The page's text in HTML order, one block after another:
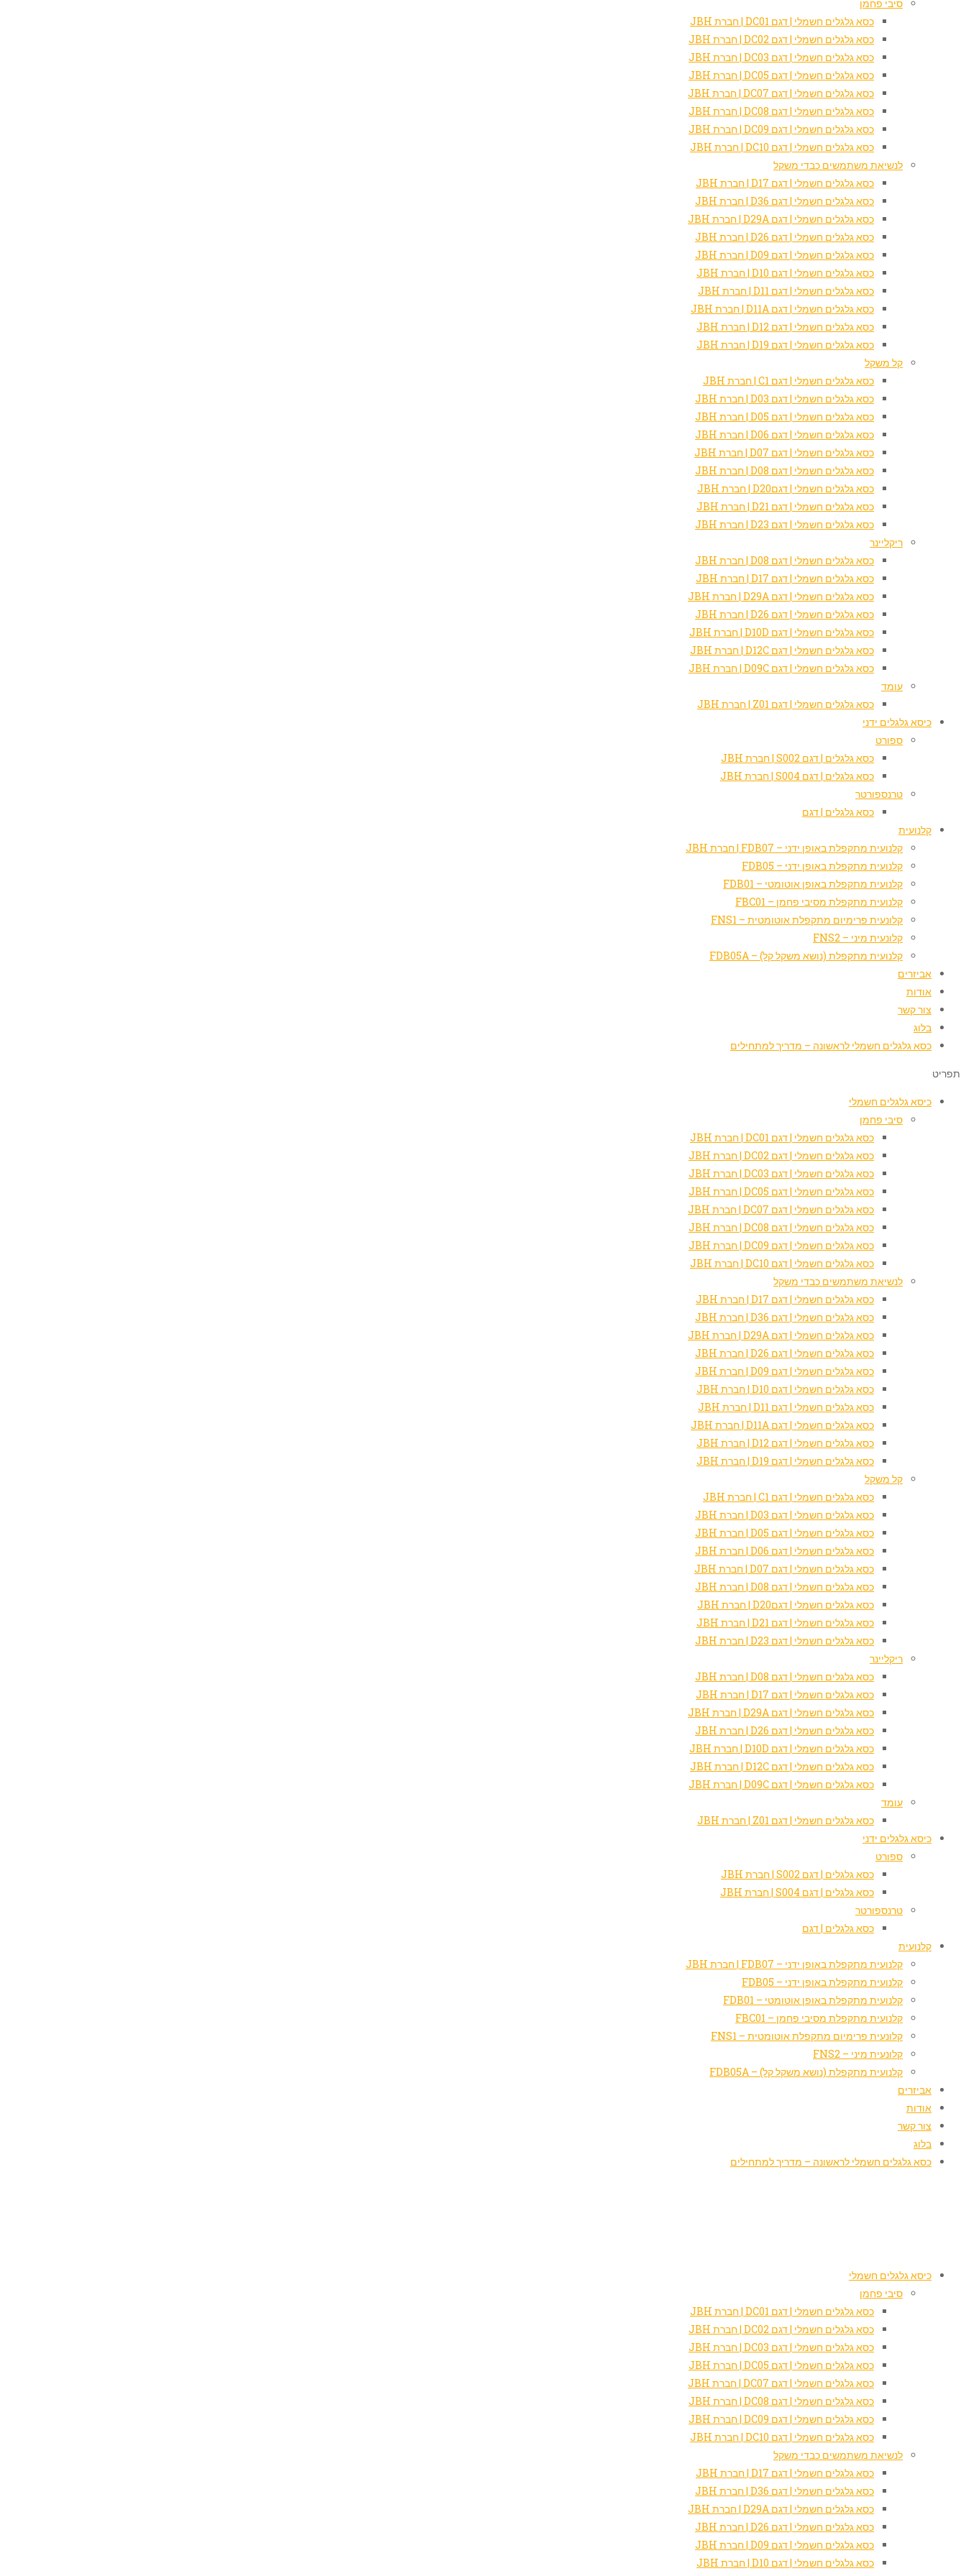
סיבי פחמן
כסא גלגלים חשמלי | דגם DC01 | חברת JBH
כסא גלגלים חשמלי | דגם DC02 | חברת JBH
כסא גלגלים חשמלי | דגם DC03 | חברת JBH
כסא גלגלים חשמלי | דגם DC05 | חברת JBH
כסא גלגלים חשמלי | דגם DC07 | חברת JBH
כסא גלגלים חשמלי | דגם DC08 | חברת JBH
כסא גלגלים חשמלי | דגם DC09 | חברת JBH
כסא גלגלים חשמלי | דגם DC10 | חברת JBH
לנשיאת משתמשים כבדי משקל
כסא גלגלים חשמלי | דגם D17 | חברת JBH
כסא גלגלים חשמלי | דגם D36 | חברת JBH
כסא גלגלים חשמלי | דגם D29A | חברת JBH
כסא גלגלים חשמלי | דגם D26 | חברת JBH
כסא גלגלים חשמלי | דגם D09 | חברת JBH
כסא גלגלים חשמלי | דגם D10 | חברת JBH
כסא גלגלים חשמלי | דגם D11 | חברת JBH
כסא גלגלים חשמלי | דגם D11A | חברת JBH
כסא גלגלים חשמלי | דגם D12 | חברת JBH
כסא גלגלים חשמלי | דגם D19 | חברת JBH
קל משקל
כסא גלגלים חשמלי | דגם C1 | חברת JBH
כסא גלגלים חשמלי | דגם D03 | חברת JBH
כסא גלגלים חשמלי | דגם D05 | חברת JBH
כסא גלגלים חשמלי | דגם D06 | חברת JBH
כסא גלגלים חשמלי | דגם D07 | חברת JBH
כסא גלגלים חשמלי | דגם D08 | חברת JBH
כסא גלגלים חשמלי | דגםD20 | חברת JBH
כסא גלגלים חשמלי | דגם D21 | חברת JBH
כסא גלגלים חשמלי | דגם D23 | חברת JBH
ריקליינר
כסא גלגלים חשמלי | דגם D08 | חברת JBH
כסא גלגלים חשמלי | דגם D17 | חברת JBH
כסא גלגלים חשמלי | דגם D29A | חברת JBH
כסא גלגלים חשמלי | דגם D26 | חברת JBH
כסא גלגלים חשמלי | דגם D10D | חברת JBH
כסא גלגלים חשמלי | דגם D12C | חברת JBH
כסא גלגלים חשמלי | דגם D09C | חברת JBH
עומד
כסא גלגלים חשמלי | דגם Z01 | חברת JBH
כיסא גלגלים ידני
ספורט
כסא גלגלים | דגם S002 | חברת JBH
כסא גלגלים | דגם S004 | חברת JBH
טרנספורטר
כסא גלגלים | דגם
קלנועית
קלנועית מתקפלת באופן ידני – FDB07 | חברת JBH
קלנועית מתקפלת באופן ידני – FDB05
קלנועית מתקפלת באופן אוטומטי – FDB01
קלנועית מתקפלת מסיבי פחמן – FBC01
קלונעית פרימיום מתקפלת אוטומטית – FNS1
קלונעית מיני – FNS2
קלנועית מתקפלת (נושא משקל קל) – FDB05A
אביזרים
אודות
צור קשר
בלוג
כסא גלגלים חשמלי לראשונה – מדריך למתחילים
תפריט
כיסא גלגלים חשמלי
סיבי פחמן
כסא גלגלים חשמלי | דגם DC01 | חברת JBH
כסא גלגלים חשמלי | דגם DC02 | חברת JBH
כסא גלגלים חשמלי | דגם DC03 | חברת JBH
כסא גלגלים חשמלי | דגם DC05 | חברת JBH
כסא גלגלים חשמלי | דגם DC07 | חברת JBH
כסא גלגלים חשמלי | דגם DC08 | חברת JBH
כסא גלגלים חשמלי | דגם DC09 | חברת JBH
כסא גלגלים חשמלי | דגם DC10 | חברת JBH
לנשיאת משתמשים כבדי משקל
כסא גלגלים חשמלי | דגם D17 | חברת JBH
כסא גלגלים חשמלי | דגם D36 | חברת JBH
כסא גלגלים חשמלי | דגם D29A | חברת JBH
כסא גלגלים חשמלי | דגם D26 | חברת JBH
כסא גלגלים חשמלי | דגם D09 | חברת JBH
כסא גלגלים חשמלי | דגם D10 | חברת JBH
כסא גלגלים חשמלי | דגם D11 | חברת JBH
כסא גלגלים חשמלי | דגם D11A | חברת JBH
כסא גלגלים חשמלי | דגם D12 | חברת JBH
כסא גלגלים חשמלי | דגם D19 | חברת JBH
קל משקל
כסא גלגלים חשמלי | דגם C1 | חברת JBH
כסא גלגלים חשמלי | דגם D03 | חברת JBH
כסא גלגלים חשמלי | דגם D05 | חברת JBH
כסא גלגלים חשמלי | דגם D06 | חברת JBH
כסא גלגלים חשמלי | דגם D07 | חברת JBH
כסא גלגלים חשמלי | דגם D08 | חברת JBH
כסא גלגלים חשמלי | דגםD20 | חברת JBH
כסא גלגלים חשמלי | דגם D21 | חברת JBH
כסא גלגלים חשמלי | דגם D23 | חברת JBH
ריקליינר
כסא גלגלים חשמלי | דגם D08 | חברת JBH
כסא גלגלים חשמלי | דגם D17 | חברת JBH
כסא גלגלים חשמלי | דגם D29A | חברת JBH
כסא גלגלים חשמלי | דגם D26 | חברת JBH
כסא גלגלים חשמלי | דגם D10D | חברת JBH
כסא גלגלים חשמלי | דגם D12C | חברת JBH
כסא גלגלים חשמלי | דגם D09C | חברת JBH
עומד
כסא גלגלים חשמלי | דגם Z01 | חברת JBH
כיסא גלגלים ידני
ספורט
כסא גלגלים | דגם S002 | חברת JBH
כסא גלגלים | דגם S004 | חברת JBH
טרנספורטר
כסא גלגלים | דגם
קלנועית
קלנועית מתקפלת באופן ידני – FDB07 | חברת JBH
קלנועית מתקפלת באופן ידני – FDB05
קלנועית מתקפלת באופן אוטומטי – FDB01
קלנועית מתקפלת מסיבי פחמן – FBC01
קלונעית פרימיום מתקפלת אוטומטית – FNS1
קלונעית מיני – FNS2
קלנועית מתקפלת (נושא משקל קל) – FDB05A
אביזרים
אודות
צור קשר
בלוג
כסא גלגלים חשמלי לראשונה – מדריך למתחילים
כיסא גלגלים חשמלי
סיבי פחמן
כסא גלגלים חשמלי | דגם DC01 | חברת JBH
כסא גלגלים חשמלי | דגם DC02 | חברת JBH
כסא גלגלים חשמלי | דגם DC03 | חברת JBH
כסא גלגלים חשמלי | דגם DC05 | חברת JBH
כסא גלגלים חשמלי | דגם DC07 | חברת JBH
כסא גלגלים חשמלי | דגם DC08 | חברת JBH
כסא גלגלים חשמלי | דגם DC09 | חברת JBH
כסא גלגלים חשמלי | דגם DC10 | חברת JBH
לנשיאת משתמשים כבדי משקל
כסא גלגלים חשמלי | דגם D17 | חברת JBH
כסא גלגלים חשמלי | דגם D36 | חברת JBH
כסא גלגלים חשמלי | דגם D29A | חברת JBH
כסא גלגלים חשמלי | דגם D26 | חברת JBH
כסא גלגלים חשמלי | דגם D09 | חברת JBH
כסא גלגלים חשמלי | דגם D10 | חברת JBH